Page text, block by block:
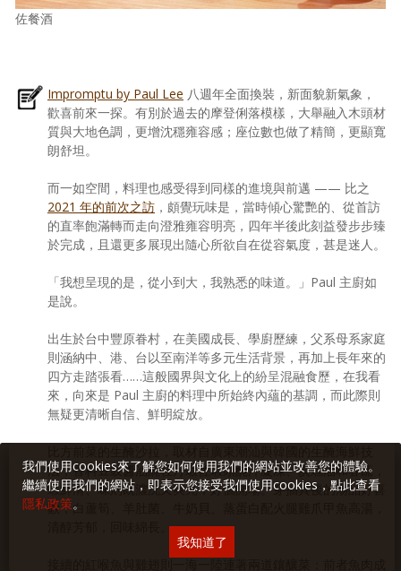
佐餐酒
Impromptu by Paul Lee 八週年全面換裝，新面貌新氣象，
歡喜前來一探。有別於過去的摩登俐落模樣，大舉融入木頭材
質與大地色調，更增沈穩雍容感；座位數也做了精簡，更顯寬
朗舒坦。
而一如空間，料理也感受得到同樣的進境與前邁 —— 比之
2021 年的前次之訪 ，頗覺玩味是，當時傾心驚艷的、從首訪
的直率飽滿轉而走向澄雅雍容明亮，四年半後此刻益發步步臻
於完成，且還更多展現出隨心所欲自在從容氣度，甚是迷人。
「我想呈現的是，從小到大，我熟悉的味道。」Paul 主廚如
是說。
出生於台中豐原眷村，在美國成長、學廚歷練，父系母系家庭
則涵納中、港、台以至南洋等多元生活背景，再加上長年來的
四方走踏張看……這般國界與文化上的紛呈混融食歷，在我看
來，向來是 Paul 主廚的料理中所始終內蘊的基調，而此際則
無疑更清晰自信、鮮明綻放。
法，香料豆豉醬油醃牡丹蝦佐蝦頭醃汁凝凍、炭燻油和春蔬，
蝦鮮滑、味則既濃沈又爽亮，好個開場。穿插其後的湯品好喜
歡，白蘆筍、羊肚菌、牛奶貝、蒸蛋白配火腿雞爪甲魚高湯，
清醇芳郁，回味綿長。
我們使用cookies來了解您如何使用我們的網站並改善您的體驗。
繼續使用我們的網站，即表示您接受我們使用cookies，點此查看
隱私政策。
我知道了